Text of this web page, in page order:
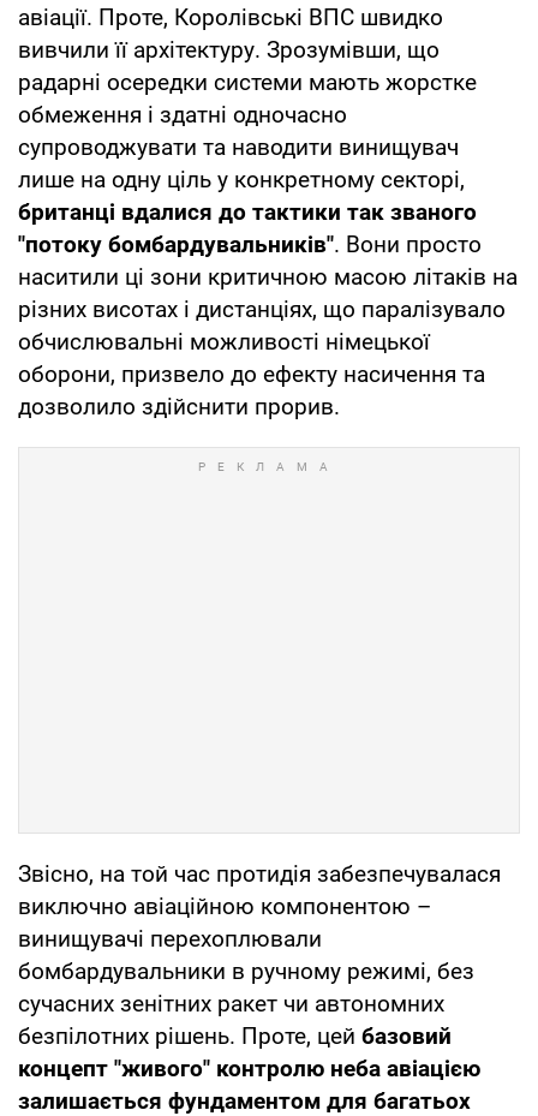
авіації. Проте, Королівські ВПС швидко
вивчили її архітектуру. Зрозумівши, що
радарні осередки системи мають жорстке
обмеження і здатні одночасно
супроводжувати та наводити винищувач
лише на одну ціль у конкретному секторі,
британці вдалися до тактики так званого
"потоку бомбардувальників". Вони просто
наситили ці зони критичною масою літаків на
різних висотах і дистанціях, що паралізувало
обчислювальні можливості німецької
оборони, призвело до ефекту насичення та
дозволило здійснити прорив.
Звісно, на той час протидія забезпечувалася
виключно авіаційною компонентою –
винищувачі перехоплювали
бомбардувальники в ручному режимі, без
сучасних зенітних ракет чи автономних
безпілотних рішень. Проте, цей базовий
концепт "живого" контролю неба авіацією
залишається фундаментом для багатьох